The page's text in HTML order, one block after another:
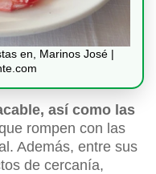
en, Marinos José |
así como las
rompen con las
Además, entre sus
de cercanía,